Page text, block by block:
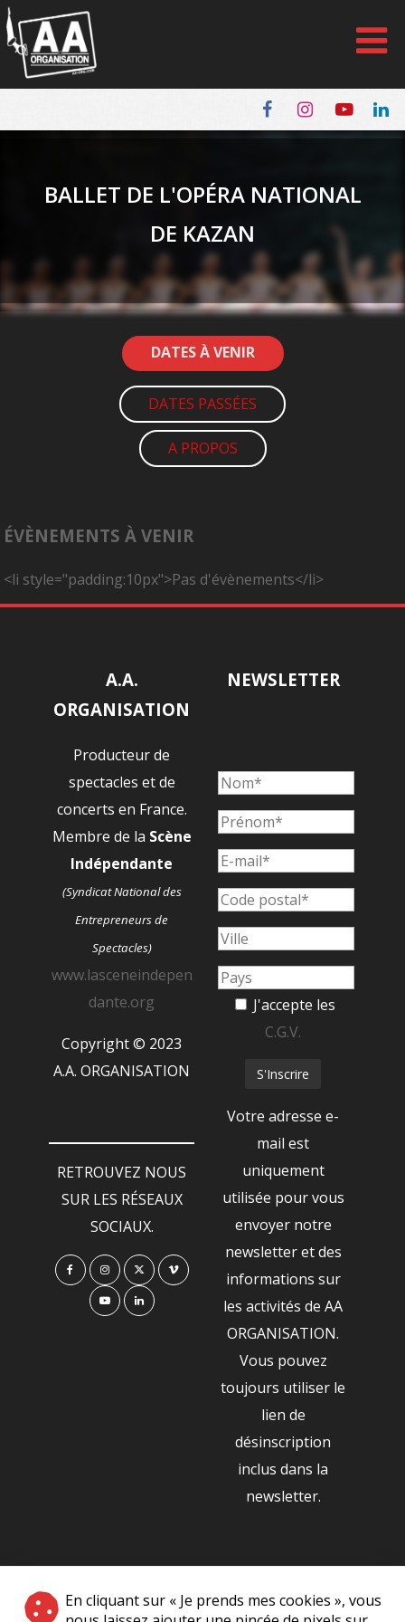
Panneau de gestion des cookies
En cliquant sur « Je prends mes cookies », vous
BALLET DE L'OPÉRA NATIONAL
DE KAZAN
DATES À VENIR
DATES PASSÉES
A PROPOS
ÉVÈNEMENTS À VENIR
<li style="padding:10px">Pas d'évènements</li>
A.A.
ORGANISATION
Producteur de
spectacles et de
concerts en France.
Membre de la Scène
Indépendante
(Syndicat National des
Entrepreneurs de
Spectacles)
www.lasceneindepen
dante.org
Copyright © 2023
A.A. ORGANISATION
RETROUVEZ NOUS
SUR LES RÉSEAUX
SOCIAUX.
NEWSLETTER
J'accepte les
C.G.V.
Votre adresse e-
mail est
uniquement
utilisée pour vous
envoyer notre
newsletter et des
informations sur
les activités de AA
ORGANISATION.
Vous pouvez
toujours utiliser le
lien de
désinscription
inclus dans la
newsletter.
NOS PARTENAIRES
|